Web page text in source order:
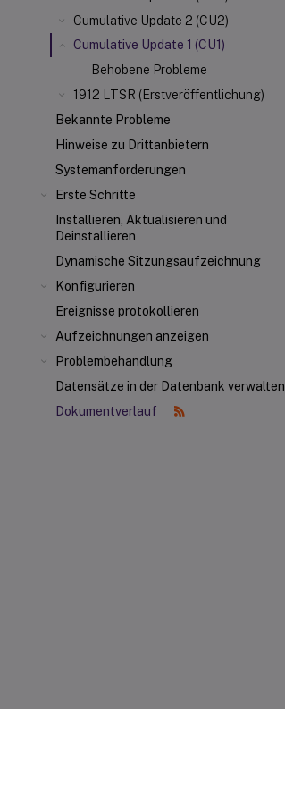
Cumulative Update 2 (CU2)
Cumulative Update 1 (CU1)
Behobene Probleme
1912 LTSR (Erstveröffentlichung)
Bekannte Probleme
Hinweise zu Drittanbietern
Systemanforderungen
Erste Schritte
Installieren, Aktualisieren und
Deinstallieren
Dynamische Sitzungsaufzeichnung
Konfigurieren
Ereignisse protokollieren
Aufzeichnungen anzeigen
Problembehandlung
Datensätze in der Datenbank verwalten
Dokumentverlauf